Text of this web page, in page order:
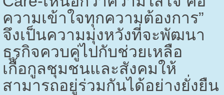
ความเข้าใจทุกความต้องการ”
จึงเป็นความมุ่งหวังที่จะพัฒนา
ธุรกิจควบคู่ไปกับช่วยเหลือ
เกื้อกูลชุมชนและสังคมให้
สามารถอยู่ร่วมกันได้อย่างยั่งยืน